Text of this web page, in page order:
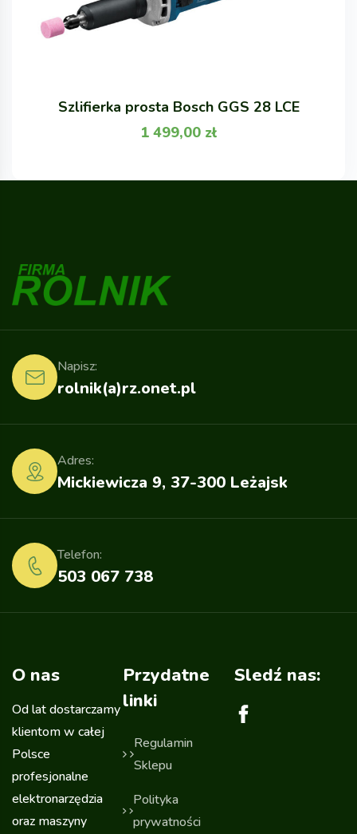
Szlifierka prosta Bosch GGS 28 LCE
1 499,00 zł
rolnik(a)rz.onet.pl
Napisz:
Mickiewicza 9, 37-300 Leżajsk
Adres:
503 067 738
Telefon:
O nas
Od lat dostarczamy
klientom w całej
Polsce
profesjonalne
elektronarzędzia
oraz maszyny
Przydatne
linki
Regulamin
Sklepu
Polityka
prywatności
Sledź nas: